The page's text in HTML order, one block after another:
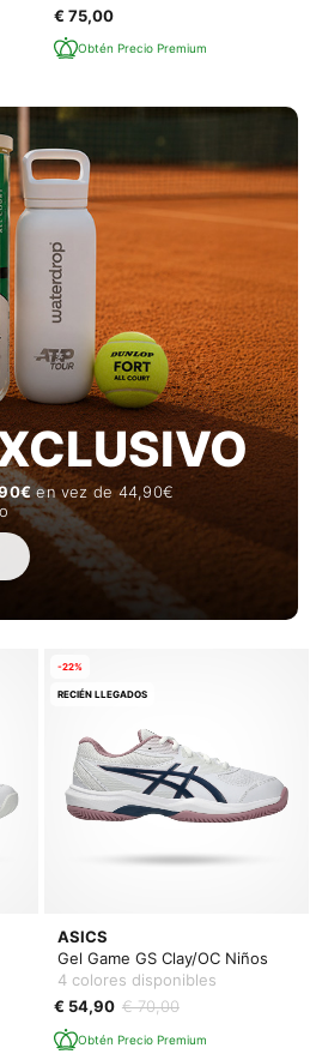
€ 75,00
Obtén Precio Premium
en vez de 44,90€
ASICS
Gel Game GS Clay/OC Niños
4 colores disponibles
€ 54,90 € 70,00
Obtén Precio Premium
-22%
RECIÉN LLEGADOS